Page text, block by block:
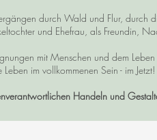
durch Wald und Flur, durch
und Ehefrau, als Freundin,
mit Menschen und dem
im vollkommenen Sein - im Jetzt!
Handeln und